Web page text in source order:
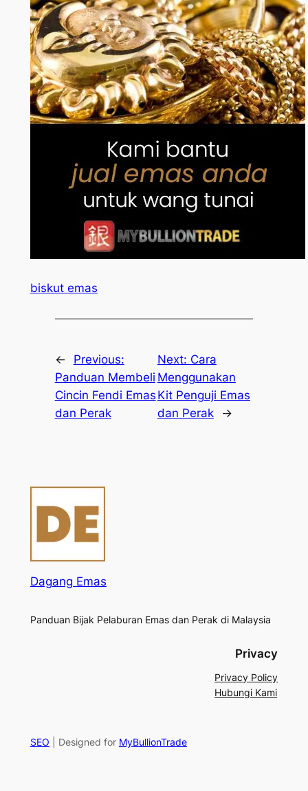
biskut emas
←
Previous:
Panduan Membeli
Cincin Fendi Emas
dan Perak
Next: Cara
Menggunakan
Kit Penguji Emas
dan Perak
→
Dagang Emas
Panduan Bijak Pelaburan Emas dan Perak di Malaysia
Privacy
Privacy Policy
Hubungi Kami
SEO | Designed for MyBullionTrade